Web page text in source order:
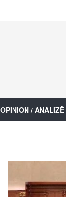
OPINION / ANALIZË